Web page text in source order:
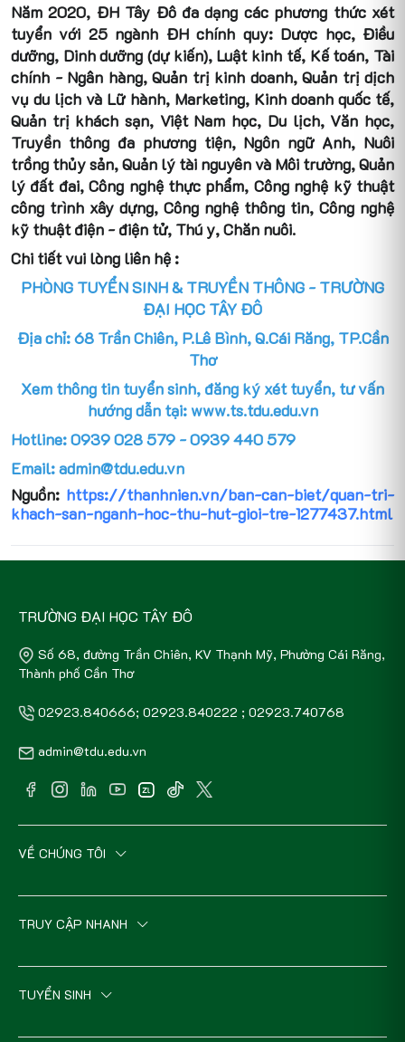
Năm 2020, ĐH Tây Đô đa dạng các phương thức xét
tuyển với 25 ngành ĐH chính quy: Dược học, Điều
dưỡng, Dinh dưỡng (dự kiến), Luật kinh tế, Kế toán, Tài
chính - Ngân hàng, Quản trị kinh doanh, Quản trị dịch
vụ du lịch và Lữ hành, Marketing, Kinh doanh quốc tế,
Quản trị khách sạn, Việt Nam học, Du lịch, Văn học,
Truyền thông đa phương tiện, Ngôn ngữ Anh, Nuôi
trồng thủy sản, Quản lý tài nguyên và Môi trường, Quản
lý đất đai, Công nghệ thực phẩm, Công nghệ kỹ thuật
công trình xây dựng, Công nghệ thông tin, Công nghệ
kỹ thuật điện - điện tử, Thú y, Chăn nuôi.
Chi tiết vui lòng liên hệ :
PHÒNG TUYỂN SINH & TRUYỀN THÔNG - TRƯỜNG
ĐẠI HỌC TÂY ĐÔ
Địa chỉ: 68 Trần Chiên, P.Lê Bình, Q.Cái Răng, TP.Cần
Thơ
Xem thông tin tuyển sinh, đăng ký xét tuyển, tư vấn
hướng dẫn tại: www.ts.tdu.edu.vn
Hotline: 0939 028 579 - 0939 440 579
Email: admin@tdu.edu.vn
Nguồn: https://thanhnien.vn/ban-can-biet/quan-tri-
khach-san-nganh-hoc-thu-hut-gioi-tre-1277437.html
TRƯỜNG ĐẠI HỌC TÂY ĐÔ
Số 68, đường Trần Chiên, KV Thạnh Mỹ, Phường Cái Răng,
Thành phố Cần Thơ
02923.840666; 02923.840222 ; 02923.740768
admin@tdu.edu.vn
VỀ CHÚNG TÔI
TRUY CẬP NHANH
TUYỂN SINH